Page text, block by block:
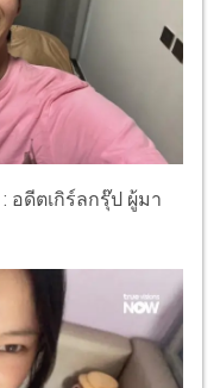
: อดีตเกิร์ลกรุ๊ป ผู้มา